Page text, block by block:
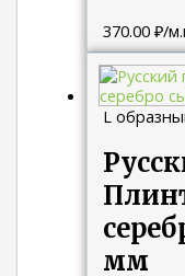
370.00₽/
L
мм